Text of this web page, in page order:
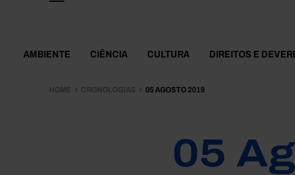
Themes Menu
AMBIENTE CIÊNCIA CULTURA DIREITOS E
HOME CRONOLOGIAS 05 AGOSTO 2019
05